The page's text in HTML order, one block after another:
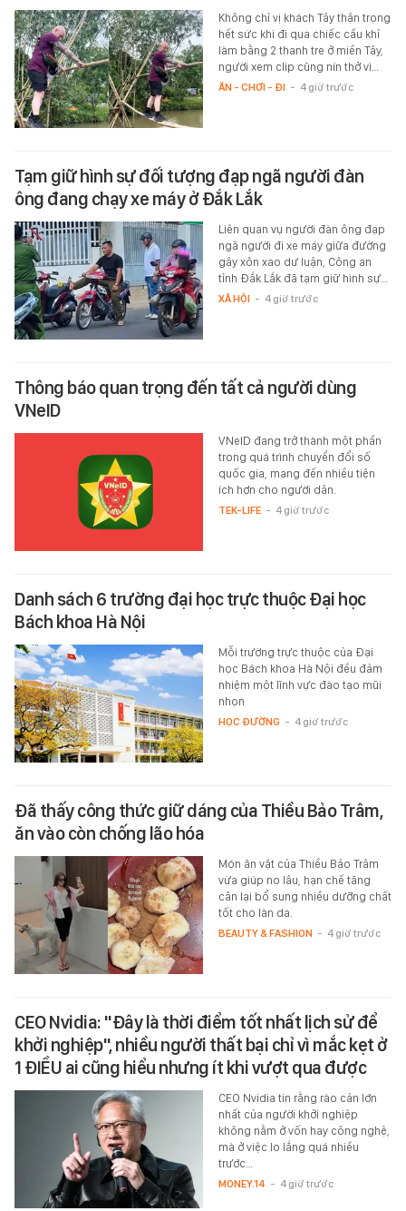
Không chỉ vị khách Tây thận trọng
hết sức khi đi qua chiếc cầu khỉ
làm bằng 2 thanh tre ở miền Tây,
người xem clip cũng nín thở vì…
ĂN - CHƠI - ĐI - 4 giờ trước
Tạm giữ hình sự đối tượng đạp ngã người đàn
ông đang chạy xe máy ở Đắk Lắk
Liên quan vụ người đàn ông đạp
ngã người đi xe máy giữa đường
gây xôn xao dư luận, Công an
tỉnh Đắk Lắk đã tạm giữ hình sự…
XÃ HỘI - 4 giờ trước
Thông báo quan trọng đến tất cả người dùng
VNeID
VNeID đang trở thành một phần
trong quá trình chuyển đổi số
quốc gia, mang đến nhiều tiện
ích hơn cho người dân.
TEK-LIFE - 4 giờ trước
Danh sách 6 trường đại học trực thuộc Đại học
Bách khoa Hà Nội
Mỗi trường trực thuộc của Đại
học Bách khoa Hà Nội đều đảm
nhiệm một lĩnh vực đào tạo mũi
nhọn
HỌC ĐƯỜNG - 4 giờ trước
Đã thấy công thức giữ dáng của Thiều Bảo Trâm,
ăn vào còn chống lão hóa
Món ăn vặt của Thiều Bảo Trâm
vừa giúp no lâu, hạn chế tăng
cân lại bổ sung nhiều dưỡng chất
tốt cho làn da.
BEAUTY & FASHION - 4 giờ trước
CEO Nvidia: "Đây là thời điểm tốt nhất lịch sử để
khởi nghiệp", nhiều người thất bại chỉ vì mắc kẹt ở
1 ĐIỀU ai cũng hiểu nhưng ít khi vượt qua được
CEO Nvidia tin rằng rào cản lớn
nhất của người khởi nghiệp
không nằm ở vốn hay công nghệ,
mà ở việc lo lắng quá nhiều
trước…
MONEY.14 - 4 giờ trước